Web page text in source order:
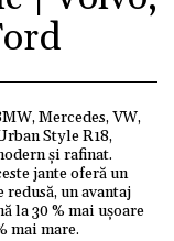
Mercedes, VW,
Style R18,
și rafinat.
jante oferă un
un avantaj
la 30 % mai ușoare
mai mare.